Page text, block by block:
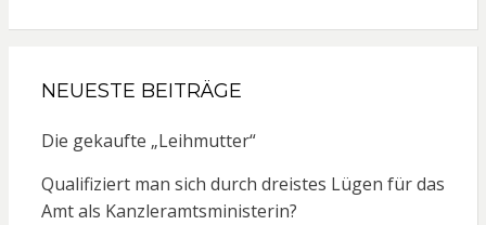
NEUESTE BEITRÄGE
Die gekaufte „Leihmutter“
Qualifiziert man sich durch dreistes Lügen für das
Amt als Kanzleramtsministerin?